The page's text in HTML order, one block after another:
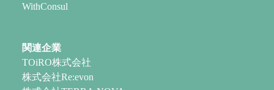
WithConsul
関連企業
TOiRO株式会社
株式会社Re:evon